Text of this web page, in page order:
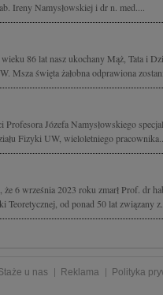
Ireny Namysłowskiej i dr n. med....
86 lat nasz ukochany Mąż, Tata i
Msza święta żałobna odprawiona
Józefa Namysłowskiego
Fizyki UW, wieloletniego
6 września 2023 roku zmarł Prof. dr
od ponad 50 lat związany
u nas Reklama
Polityka